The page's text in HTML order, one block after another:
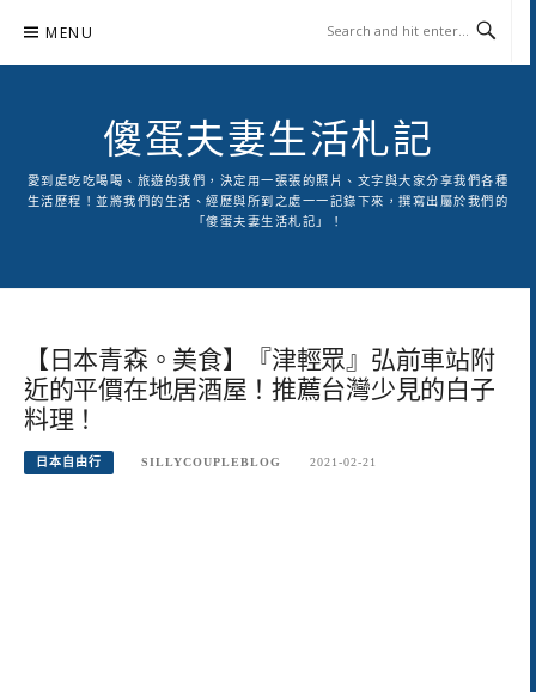
content
MENU
傻蛋夫妻生活札記
愛到處吃吃喝喝、旅遊的我們，決定用一張張的照片、文字與大家分享我們各種
生活歷程！並將我們的生活、經歷與所到之處一一記錄下來，撰寫出屬於我們的
「傻蛋夫妻生活札記」！
【日本青森。美食】『津輕眾』弘前車站附
近的平價在地居酒屋！推薦台灣少見的白子
料理！
日本自由行 SILLYCOUPLEBLOG 2021-02-21